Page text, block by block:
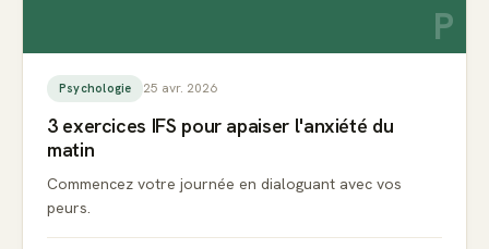
P
Psychologie 25 avr. 2026
3 exercices IFS pour apaiser l'anxiété du
matin
Commencez votre journée en dialoguant avec vos
peurs.